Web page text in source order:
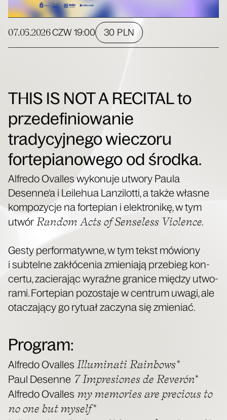
07.05.2026CZW 19:00 30 PLN
THIS IS NOT A RECITAL to
przedefiniowanie
tradycyjnego wieczoru
fortepianowego od środka.
Alfre­do Oval­les wyko­nu­je utwo­ry Pau­la
Desenne’a i Leile­hua Lan­zi­lot­ti, a tak­że wła­sne
kom­po­zy­cje na for­te­pian i elek­tro­ni­kę, w tym
utwór Ran­dom Acts of Sen­se­less Vio­len­ce.
Gesty per­for­ma­tyw­ne, w tym tekst mówio­ny
i sub­tel­ne zakłó­ce­nia zmie­nia­ją prze­bieg kon­
cer­tu, zacie­ra­jąc wyraź­ne gra­ni­ce mię­dzy utwo­
ra­mi. For­te­pian pozo­sta­je w cen­trum uwa­gi, ale
ota­cza­ją­cy go rytu­ał zaczy­na się zmieniać.
Program:
Alfre­do Oval­les Illu­mi­na­ti Rain­bows*
Paul Desen­ne 7 Impre­sio­nes de Reve­rón*
Alfre­do Oval­les my memo­ries are pre­cio­us to
no one but myself*